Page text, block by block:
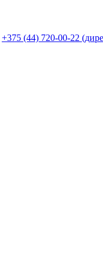
+375 (44) 720-00-22